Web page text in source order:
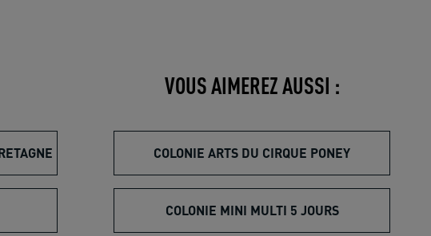
VOUS AIMEREZ AUSSI :
COLONIE ARTS DU CIRQUE PONEY
COLONIE MINI MULTI 5 JOURS